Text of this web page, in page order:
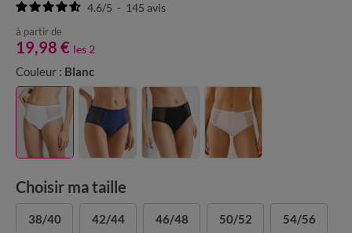
4.6/5 - 145 avis
à partir de
19,98 € les 2
Couleur : Blanc
Choisir ma taille
38/40 42/44 46/48 50/52 54/56